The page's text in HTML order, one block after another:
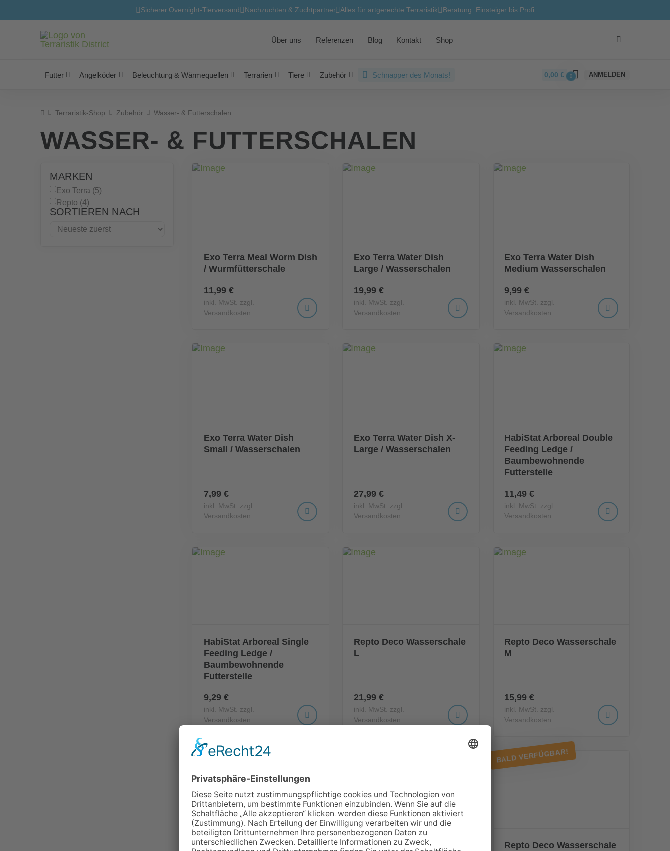
Sicherer Overnight-Tierversand Nachzuchten & Zuchtpartner Alles für artgerechte Terraristik Beratung: Einsteiger bis Profi
Über uns Referenzen Blog Kontakt Shop
Futter Angelköder Beleuchtung & Wärmequellen Terrarien Tiere Zubehör Schnapper des Monats! 0,00€ 0 ANMELDEN
HomeTerraristik-Shop Zubehör Wasser- & Futterschalen
WASSER- & FUTTERSCHALEN
MARKEN
Exo Terra (5)
Repto (4)
SORTIEREN NACH
Exo Terra Meal Worm Dish
/ Wurmfütterschale
11,99 €
inkl. MwSt. zzgl.
Versandkosten
Exo Terra Water Dish
Large / Wasserschalen
19,99 €
inkl. MwSt. zzgl.
Versandkosten
Exo Terra Water Dish
Medium Wasserschalen
9,99 €
inkl. MwSt. zzgl.
Versandkosten
Exo Terra Water Dish
Small / Wasserschalen
7,99 €
inkl. MwSt. zzgl.
Versandkosten
Exo Terra Water Dish X-
Large / Wasserschalen
27,99 €
inkl. MwSt. zzgl.
Versandkosten
HabiStat Arboreal Double
Feeding Ledge /
Baumbewohnende
Futterstelle
11,49 €
inkl. MwSt. zzgl.
Versandkosten
HabiStat Arboreal Single
Feeding Ledge /
Baumbewohnende
Futterstelle
9,29 €
inkl. MwSt. zzgl.
Versandkosten
Repto Deco Wasserschale
L
21,99 €
inkl. MwSt. zzgl.
Versandkosten
Repto Deco Wasserschale
M
15,99 €
inkl. MwSt. zzgl.
Versandkosten
Repto Deco Wasserschale
AUSVERKAUFT!
Repto Deco Wasserschale
Repto Deco Wasserschale
BALD VERFÜGBAR!